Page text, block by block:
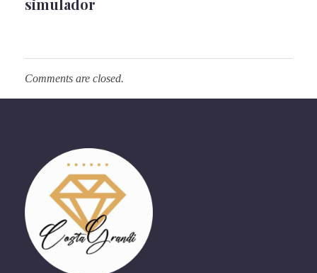
simulador
Comments are closed.